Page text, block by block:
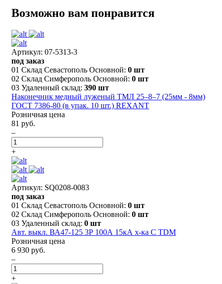
Возможно вам понравится
Артикул: 07-5313-3
под заказ
01 Склад Севастополь Основной: 0 шт
02 Склад Симферополь Основной: 0 шт
03 Удаленный склад: 390 шт
Наконечник медный луженый ТМЛ 25–8–7 (25мм - 8мм)
ГОСТ 7386-80 (в упак. 10 шт.) REXANT
Розничная цена
81 руб.
–
+
Артикул: SQ0208-0083
под заказ
01 Склад Севастополь Основной: 0 шт
02 Склад Симферополь Основной: 0 шт
03 Удаленный склад: 0 шт
Авт. выкл. ВА47-125 3Р 100А 15кА х-ка С TDM
Розничная цена
6 930 руб.
–
+